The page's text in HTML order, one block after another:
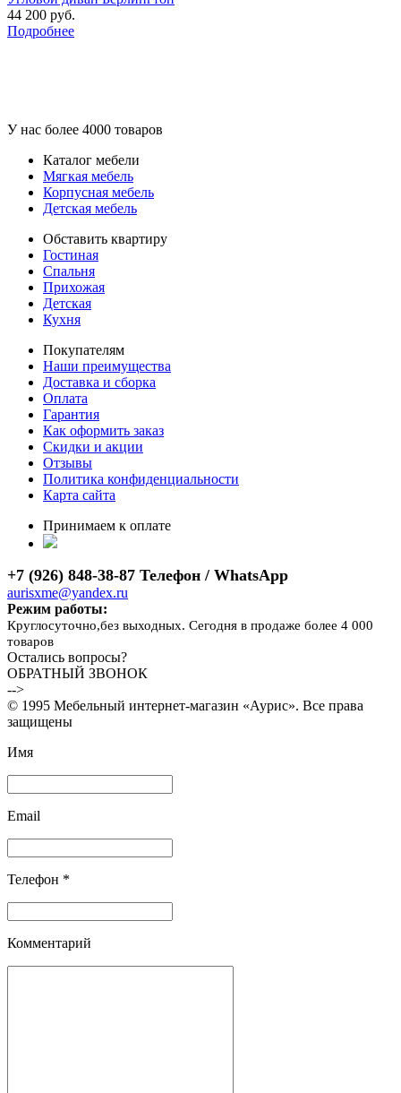
44 200 руб.
Подробнее
У нас более 4000 товаров
Каталог мебели
Мягкая мебель
Корпусная мебель
Детская мебель
Обставить квартиру
Гостиная
Спальня
Прихожая
Детская
Кухня
Покупателям
Наши преимущества
Доставка и сборка
Оплата
Гарантия
Как оформить заказ
Скидки и акции
Отзывы
Политика конфиденциальности
Карта сайта
Принимаем к оплате
+7 (926) 848-38-87 Телефон / WhatsApp
aurisxme@yandex.ru
Режим работы:
Круглосуточно,без выходных. Сегодня в продаже более 4 000
товаров
Остались вопросы?
ОБРАТНЫЙ ЗВОНОК
-->
© 1995 Мебельный интернет-магазин «Аурис». Все права
защищены
Имя
Email
Телефон *
Комментарий